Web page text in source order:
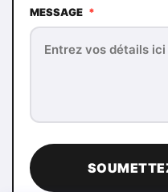
MESSAGE *